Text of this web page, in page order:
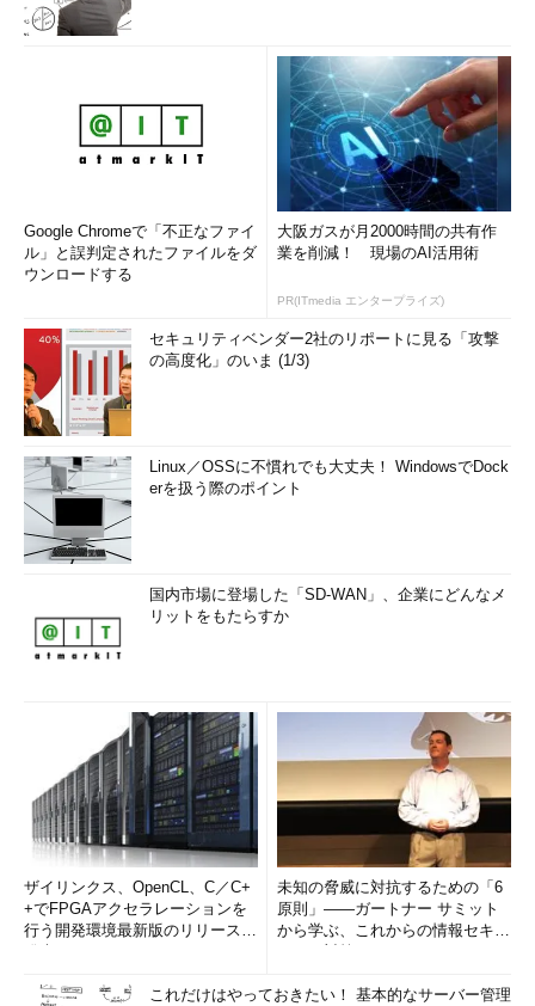
Google Chromeで「不正なファイ
ル」と誤判定されたファイルをダ
ウンロードする
大阪ガスが月2000時間の共有作
業を削減！ 現場のAI活用術
PR(ITmedia エンタープライズ)
セキュリティベンダー2社のリポートに見る「攻撃
の高度化」のいま (1/3)
Linux／OSSに不慣れでも大丈夫！ WindowsでDock
erを扱う際のポイント
国内市場に登場した「SD-WAN」、企業にどんなメ
リットをもたらすか
ザイリンクス、OpenCL、C／C+
+でFPGAアクセラレーションを
行う開発環境最新版のリリースを
未知の脅威に対抗するための「6
原則」――ガートナー サミット
から学ぶ、これからの情報セキュ
これだけはやっておきたい！ 基本的なサーバー管理